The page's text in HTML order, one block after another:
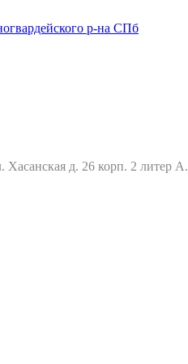
Хасанская д. 26 корп. 2 литер А.